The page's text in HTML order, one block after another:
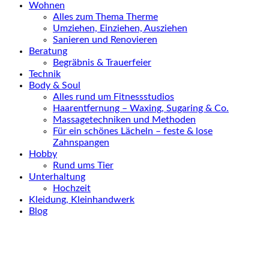
Wohnen
Alles zum Thema Therme
Umziehen, Einziehen, Ausziehen
Sanieren und Renovieren
Beratung
Begräbnis & Trauerfeier
Technik
Body & Soul
Alles rund um Fitnessstudios
Haarentfernung – Waxing, Sugaring & Co.
Massagetechniken und Methoden
Für ein schönes Lächeln – feste & lose
Zahnspangen
Hobby
Rund ums Tier
Unterhaltung
Hochzeit
Kleidung, Kleinhandwerk
Blog